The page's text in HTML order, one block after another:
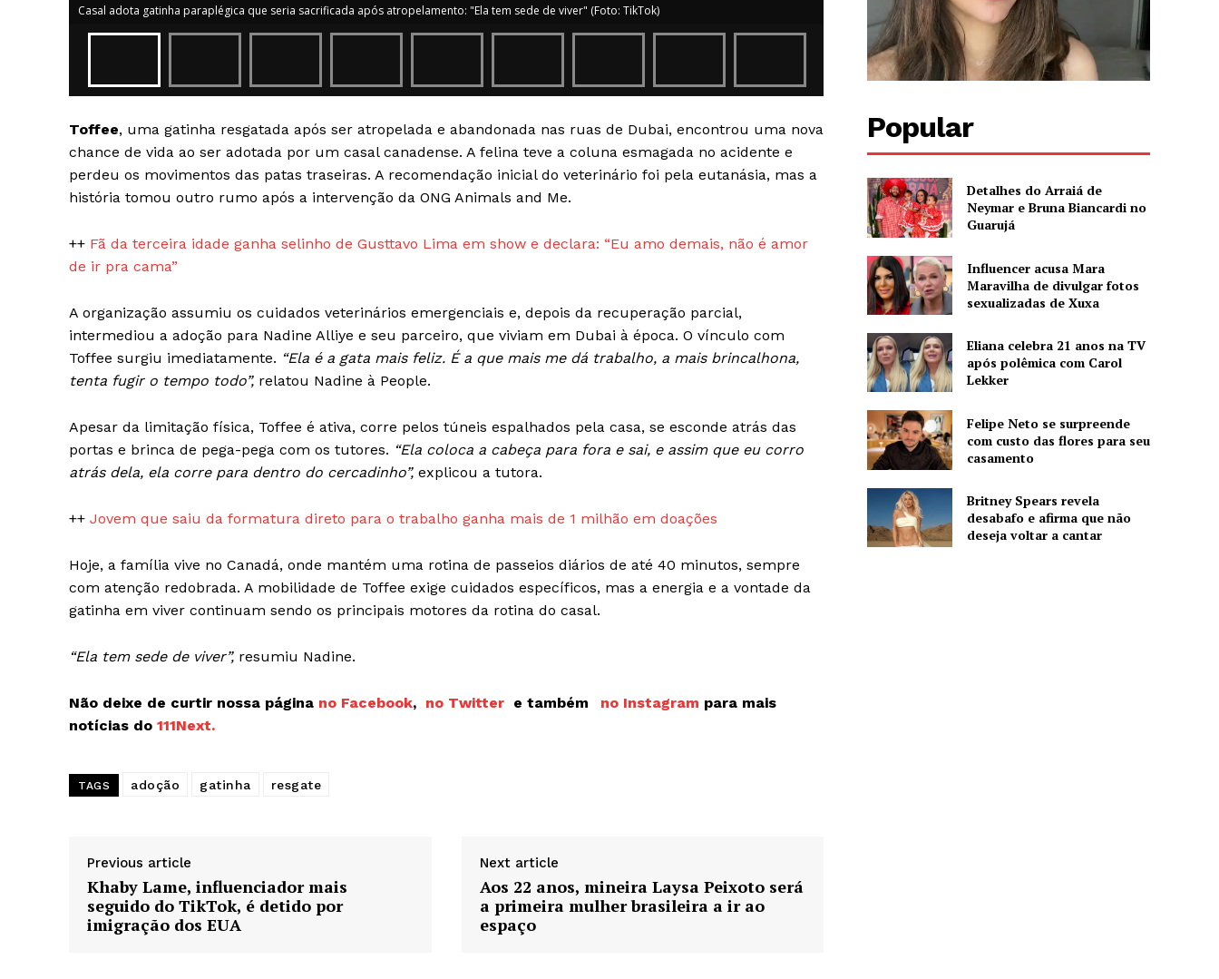
Magazine PRO
SUBSCRIBE NOW
Company
Política de Privacidade e Cookies
RSS
Casal adota gatinha paraplégica que seria sacrificada após atropelamento: "Ela tem sede de viver" (Foto: TikTok)
Toffee, uma gatinha resgatada após ser atropelada e abandonada nas ruas de Dubai, encontrou uma nova
chance de vida ao ser adotada por um casal canadense. A felina teve a coluna esmagada no acidente e
perdeu os movimentos das patas traseiras. A recomendação inicial do veterinário foi pela eutanásia, mas a
história tomou outro rumo após a intervenção da ONG Animals and Me.
++ Fã da terceira idade ganha selinho de Gusttavo Lima em show e declara: “Eu amo demais, não é amor
de ir pra cama”
A organização assumiu os cuidados veterinários emergenciais e, depois da recuperação parcial,
intermediou a adoção para Nadine Alliye e seu parceiro, que viviam em Dubai à época. O vínculo com
Toffee surgiu imediatamente. “Ela é a gata mais feliz. É a que mais me dá trabalho, a mais brincalhona,
tenta fugir o tempo todo”, relatou Nadine à People.
Apesar da limitação física, Toffee é ativa, corre pelos túneis espalhados pela casa, se esconde atrás das
portas e brinca de pega-pega com os tutores. “Ela coloca a cabeça para fora e sai, e assim que eu corro
atrás dela, ela corre para dentro do cercadinho”, explicou a tutora.
++ Jovem que saiu da formatura direto para o trabalho ganha mais de 1 milhão em doações
Hoje, a família vive no Canadá, onde mantém uma rotina de passeios diários de até 40 minutos, sempre
com atenção redobrada. A mobilidade de Toffee exige cuidados específicos, mas a energia e a vontade da
gatinha em viver continuam sendo os principais motores da rotina do casal.
“Ela tem sede de viver”, resumiu Nadine.
Não deixe de curtir nossa página no Facebook, no Twitter e também no Instagram para mais
notícias do 111Next.
TAGS adoção gatinha resgate
Previous article
Khaby Lame, influenciador mais
seguido do TikTok, é detido por
imigração dos EUA
Next article
Aos 22 anos, mineira Laysa Peixoto será
a primeira mulher brasileira a ir ao
espaço
Popular
Detalhes do Arraiá de
Neymar e Bruna Biancardi no
Guarujá
Influencer acusa Mara
Maravilha de divulgar fotos
sexualizadas de Xuxa
Eliana celebra 21 anos na TV
após polêmica com Carol
Lekker
Felipe Neto se surpreende
com custo das flores para seu
casamento
Britney Spears revela
desabafo e afirma que não
deseja voltar a cantar